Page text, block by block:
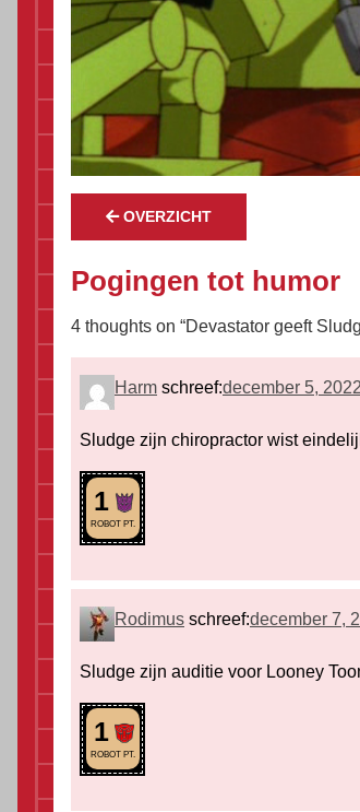
OVERZICHT
Pogingen tot humor
4 thoughts on “Devastator geeft
Harm schreef:december 5,
Sludge zijn chiropractor wist
1
ROBOT PT.
Rodimus schreef:december 7,
Sludge zijn auditie voor Looney
1
ROBOT PT.